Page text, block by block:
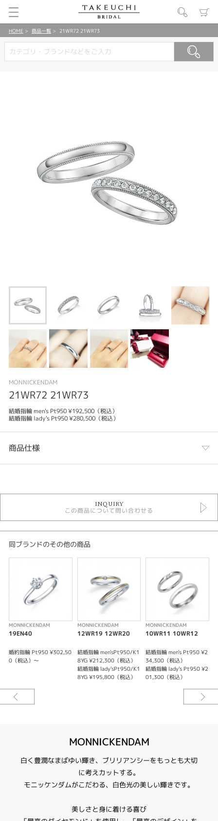
HOME 商品一覧 21WR72 21WR73
MONNICKENDAM
21WR72 21WR73
結婚指輪 men's Pt950 ¥192,500（税込）
結婚指輪 lady's Pt950 ¥280,500（税込）
商品仕様
結婚指輪
モニッケンダムダイヤモンド ＞ 結婚指輪
結婚指輪 ＞ アンティークデザイン
デザイン
結婚指輪 ゴージャス
レディース
紹介文
MONNICKENDAM【21WR72/WR73】
シンプルな平甲丸タイプにミルグレインをあしらい、ハーフにダイヤモンド
INQUIRY
この商品について問い合わせる
同ブランドのその他の商品
MONNICKENDAM
19EN40
婚約指輪 Pt950 ¥302,50
0（税込）～
MONNICKENDAM
12WR19 12WR20
結婚指輪 men'sPt950/K1
8YG ¥212,300（税込）
結婚指輪 lady'sPt950/K1
8YG ¥195,800（税込）
MONNICKENDAM
10WR11 10WR12
結婚指輪 men's Pt950 ¥2
34,300（税込）
結婚指輪 lady's Pt950 ¥2
01,300（税込）
MONNICKENDAM
白く豊潤なまばゆい輝き、ブリリアンシーをもっとも大切
に考えカットする。
モニッケンダムがこだわる、白色光の美しい輝きです。
美しさと身に着ける喜び